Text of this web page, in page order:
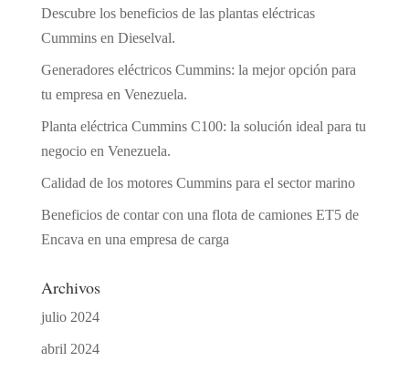
Descubre los beneficios de las plantas eléctricas
Cummins en Dieselval.
Generadores eléctricos Cummins: la mejor opción para
tu empresa en Venezuela.
Planta eléctrica Cummins C100: la solución ideal para tu
negocio en Venezuela.
Calidad de los motores Cummins para el sector marino
Beneficios de contar con una flota de camiones ET5 de
Encava en una empresa de carga
Archivos
julio 2024
abril 2024